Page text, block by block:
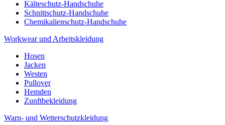
Kälteschutz-Handschuhe
Schnittschutz-Handschuhe
Chemikalienschutz-Handschuhe
Workwear und Arbeitskleidung
Hosen
Jacken
Westen
Pullover
Hemden
Zunftbekleidung
Warn- und Wetterschutzkleidung